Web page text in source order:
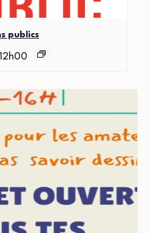
publics
12h00